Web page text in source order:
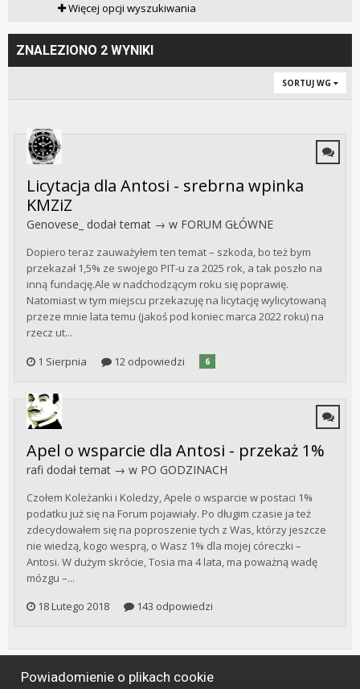
Więcej opcji wyszukiwania
ZNALEZIONO 2 WYNIKI
SORTUJ WG
Licytacja dla Antosi - srebrna wpinka
KMZiZ
Genovese_ dodał temat → w FORUM GŁÓWNE
Dopiero teraz zauważyłem ten temat – szkoda, bo też bym
przekazał 1,5% ze swojego PIT-u za 2025 rok, a tak poszło na
inną fundację.Ale w nadchodzącym roku się poprawię.
Natomiast w tym miejscu przekazuję na licytację wylicytowaną
przeze mnie lata temu (jakoś pod koniec marca 2022 roku) na
rzecz ut...
1 Sierpnia
12 odpowiedzi 6
Apel o wsparcie dla Antosi - przekaż 1%
rafi dodał temat → w PO GODZINACH
Czołem Koleżanki i Koledzy, Apele o wsparcie w postaci 1%
podatku już się na Forum pojawiały. Po długim czasie ja też
zdecydowałem się na poproszenie tych z Was, którzy jeszcze
nie wiedzą, kogo wesprą, o Wasz 1% dla mojej córeczki –
Antosi. W dużym skrócie, Tosia ma 4 lata, ma poważną wadę
mózgu –...
18 Lutego 2018
143 odpowiedzi
Język Styl Polityka prywatności
Powiadomienie o plikach cookie